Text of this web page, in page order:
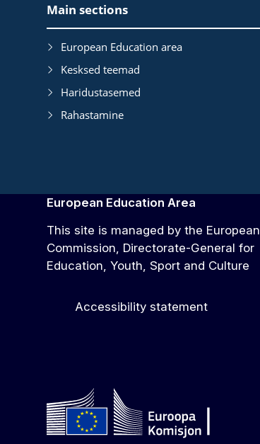
Footer
Main sections
European Education area
Kesksed teemad
Haridustasemed
Rahastamine
European Education Area
This site is managed by the European
Commission, Directorate-General for
Education, Youth, Sport and Culture
Accessibility statement